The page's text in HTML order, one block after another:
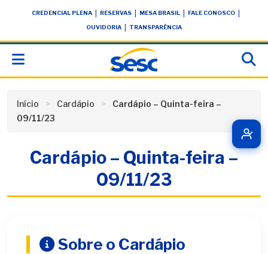
conteúdoCREDENCIAL PLENA RESERVAS MESA BRASIL FALE CONOSCO
OUVIDORIA TRANSPARÊNCIA
Início Cardápio
Cardápio – Quinta-feira –
09/11/23
Cardápio – Quinta-feira –
09/11/23
Sobre o Cardápio